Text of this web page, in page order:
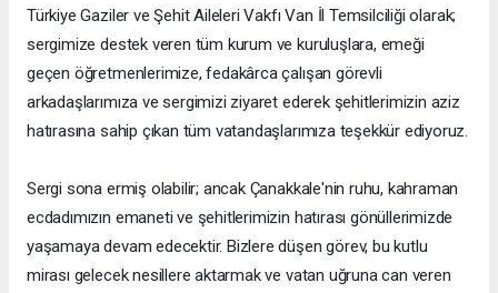
Türkiye Gaziler ve Şehit Aileleri Vakfı Van İl Temsilciliği olarak;
sergimize destek veren tüm kurum ve kuruluşlara, emeği
geçen öğretmenlerimize, fedakârca çalışan görevli
arkadaşlarımıza ve sergimizi ziyaret ederek şehitlerimizin aziz
hatırasına sahip çıkan tüm vatandaşlarımıza teşekkür ediyoruz.
Sergi sona ermiş olabilir; ancak Çanakkale'nin ruhu, kahraman
ecdadımızın emaneti ve şehitlerimizin hatırası gönüllerimizde
yaşamaya devam edecektir. Bizlere düşen görev, bu kutlu
mirası gelecek nesillere aktarmak ve vatan uğruna can veren